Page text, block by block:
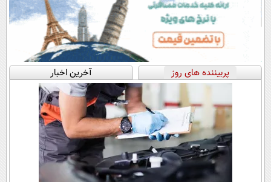
پربیننده های روز آخرین اخبار